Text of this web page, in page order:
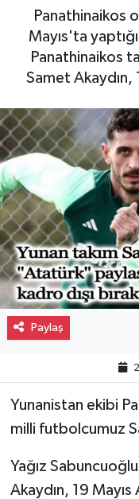
Panathinaikos
Mayıs'ta
Panathinaikos
Samet Akaydın,
Paylaş
Yunanistan ekibi
milli futbolcumuz
Yağız
Akaydın, 19
Otovitrin
Asayiş
Magazin
Gayrimenkul
Spor
Eğitim
Haber Arşivi